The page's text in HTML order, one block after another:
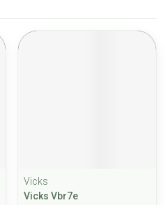
Vicks
Vicks Vbr7e